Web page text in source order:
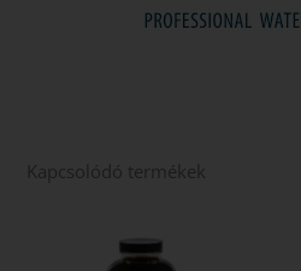
Kapcsolódó termékek